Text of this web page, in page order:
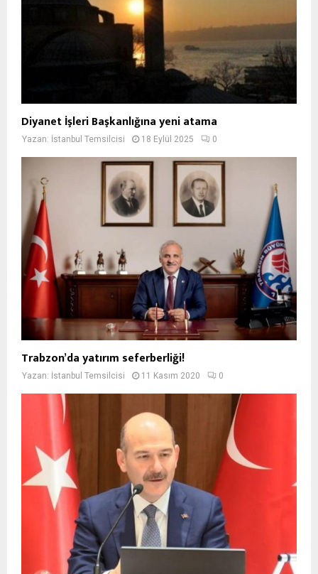
Diyanet İşleri Başkanlığına yeni atama
Yazan: İstanbul Temsilcisi 18 Eylül 2025 0
Trabzon’da yatırım seferberliği!
Yazan: İstanbul Temsilcisi 11 Kasım 2020 0